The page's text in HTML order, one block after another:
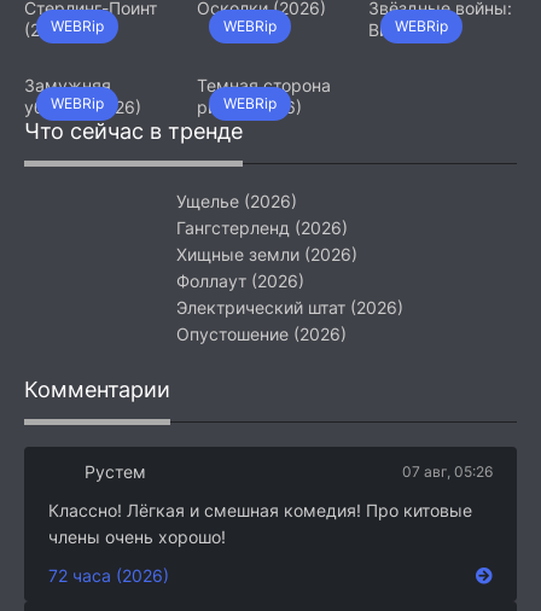
WEBRip
Стерлинг-Поинт
(2026)
WEBRip
Осколки (2026)
WEBRip
Звёздные войны:
Видения.
WEBRip
Замужняя
убийца (2026)
WEBRip
Темная сторона
ринга (2026)
Что сейчас в тренде
Ущелье (2026)
Гангстерленд (2026)
Хищные земли (2026)
Фоллаут (2026)
Электрический штат (2026)
Опустошение (2026)
Комментарии
Рустем 07 авг, 05:26
Классно! Лёгкая и смешная комедия! Про китовые
члены очень хорошо!
72 часа (2026)